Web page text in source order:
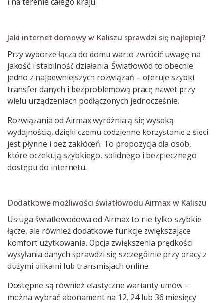
Jaki internet domowy w Kaliszu sprawdzi się najlepiej?
Przy wyborze łącza do domu warto zwrócić uwagę na
jakość i stabilność działania. Światłowód to obecnie
jedno z najpewniejszych rozwiązań – oferuje szybki
transfer danych i bezproblemową pracę nawet przy
wielu urządzeniach podłączonych jednocześnie.
Rozwiązania od Airmax wyróżniają się wysoką
wydajnością, dzięki czemu codzienne korzystanie z sieci
jest płynne i bez zakłóceń. To propozycja dla osób,
które oczekują szybkiego, solidnego i bezpiecznego
dostępu do internetu.
Dodatkowe możliwości światłowodu Airmax w Kaliszu
Usługa światłowodowa od Airmax to nie tylko szybkie
łącze, ale również dodatkowe funkcje zwiększające
komfort użytkowania. Opcja zwiększenia prędkości
wysyłania danych sprawdzi się szczególnie przy pracy z
dużymi plikami lub transmisjach online.
Dostępne są również elastyczne warianty umów –
można wybrać abonament na 12, 24 lub 36 miesięcy